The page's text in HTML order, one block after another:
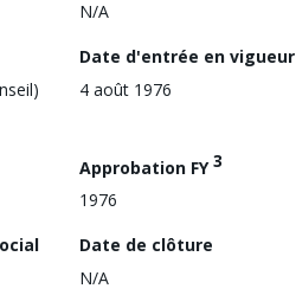
N/A
Date d'entrée en vigueur
4 août 1976
Approbation FY3
1976
Date de clôture
N/A